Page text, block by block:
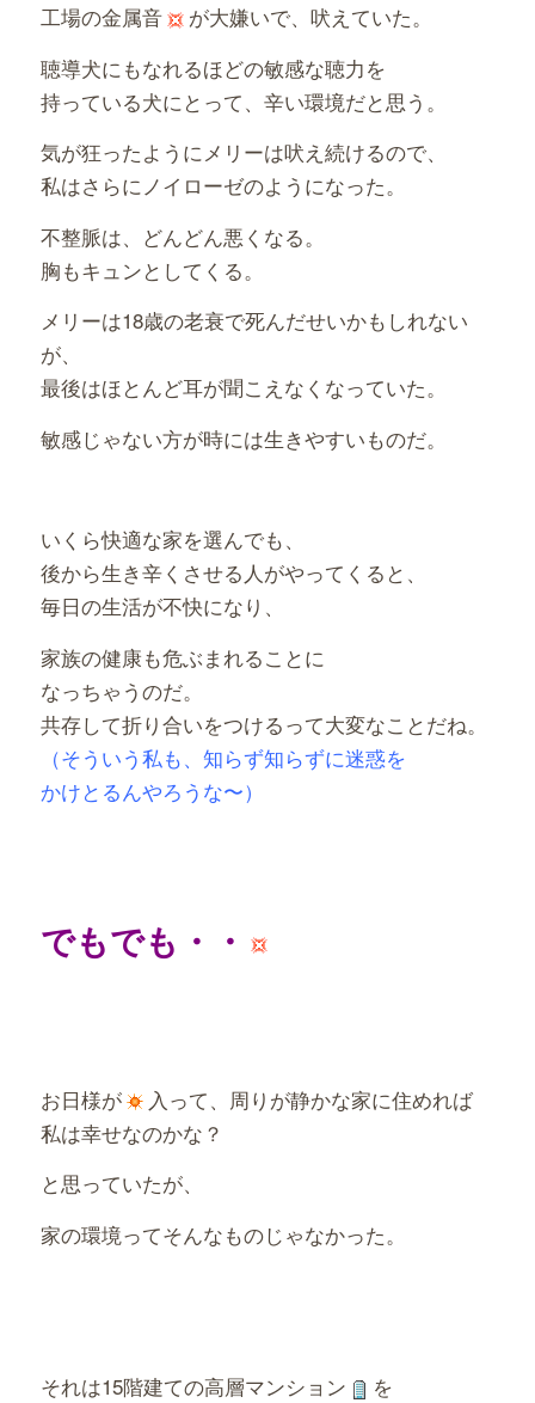
工場の金属音
が大嫌いで、吠えていた。
聴導犬にもなれるほどの敏感な聴力を
持っている犬にとって、辛い環境だと思う。
気が狂ったようにメリーは吠え続けるので、
私はさらにノイローゼのようになった。
不整脈は、どんどん悪くなる。
胸もキュンとしてくる。
メリーは18歳の老衰で死んだせいかもしれない
が、
最後はほとんど耳が聞こえなくなっていた。
敏感じゃない方が時には生きやすいものだ。
いくら快適な家を選んでも、
後から生き辛くさせる人がやってくると、
毎日の生活が不快になり、
家族の健康も危ぶまれることに
なっちゃうのだ。
共存して折り合いをつけるって大変なことだね。
（そういう私も、知らず知らずに迷惑を
かけとるんやろうな〜）
でもでも・・
お日様が
入って、周りが静かな家に住めれば
私は幸せなのかな？
と思っていたが、
家の環境ってそんなものじゃなかった。
それは15階建ての高層マンション を